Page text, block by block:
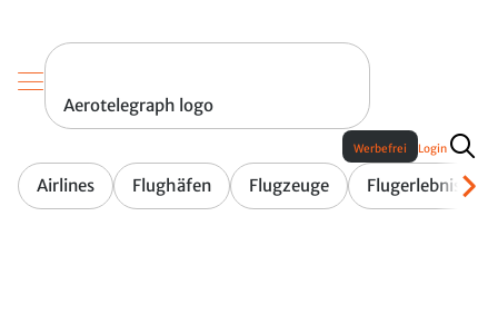
Aerotelegraph logo
Airlines Flughäfen Flugzeuge Flugerlebnis
Werbefrei Login